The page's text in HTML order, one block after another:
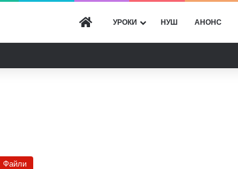
ГОЛОВНА
УРОКИ НУШ АНОНС
Файли